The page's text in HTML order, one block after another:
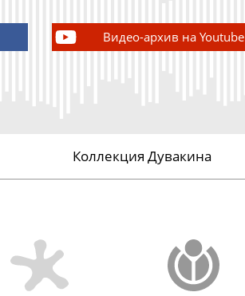
Видео-архив на Youtube
Коллекция Дувакина